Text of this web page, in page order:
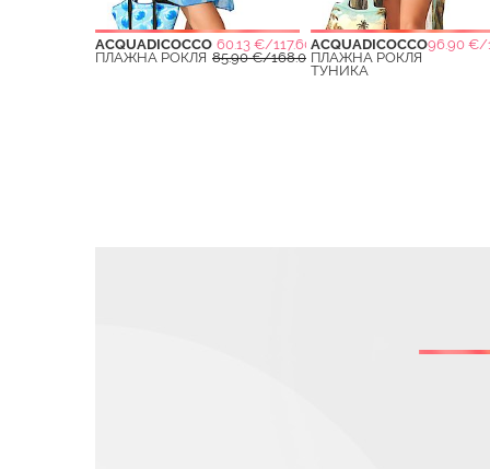
ACQUADICOCCO 60.13 €/117.60 ЛВ.
ПЛАЖНА РОКЛЯ 85.90 €/168.01 ЛВ.
ACQUADICOCCO96.90 €/
ПЛАЖНА РОКЛЯ
ТУНИКА